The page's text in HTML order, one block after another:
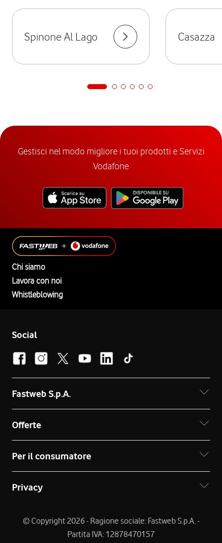
Spinone Al Lago Casazza
Gestisci nel modo migliore i tuoi prodotti e Servizi
Vodafone
Chi siamo
Lavora con noi
Whistleblowing
Social
Fastweb S.p.A.
Offerte
Per il consumatore
Privacy
© Copyright 2026 - Ragione sociale: Fastweb S.p.A. -
Partita IVA: 12878470157